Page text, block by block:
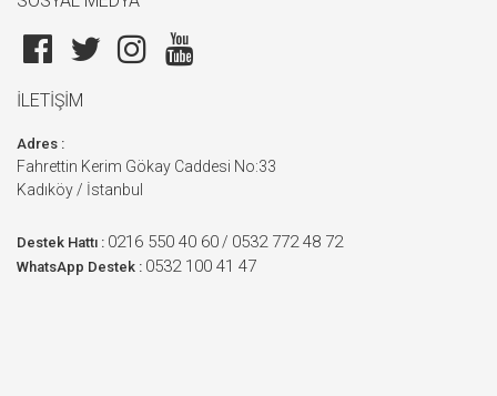
İLETİŞİM
Adres :
Fahrettin Kerim Gökay Caddesi No:33
Kadıköy / İstanbul
Destek Hattı : 0216 550 40 60 / 0532 772 48 72
WhatsApp Destek : 0532 100 41 47